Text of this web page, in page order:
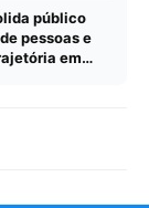
público
pessoas e
em